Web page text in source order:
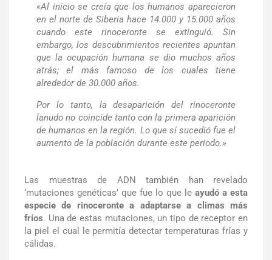
«Al inicio se creía que los humanos aparecieron
en el norte de Siberia hace 14.000 y 15.000 años
cuando este rinoceronte se extinguió. Sin
embargo, los descubrimientos recientes apuntan
que la ocupación humana se dio muchos años
atrás; el más famoso de los cuales tiene
alrededor de 30.000 años.
Por lo tanto, la desaparición del rinoceronte
lanudo no coincide tanto con la primera aparición
de humanos en la región. Lo que sí sucedió fue el
aumento de la población durante este periodo.»
Las muestras de ADN también han revelado
‘mutaciones genéticas’ que fue lo que le ayudó a esta
especie de rinoceronte a adaptarse a climas más
fríos. Una de estas mutaciones, un tipo de receptor en
la piel el cual le permitía detectar temperaturas frías y
cálidas.